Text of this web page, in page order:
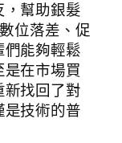
幫助銀髮
位落差、促
能夠輕鬆
在市場買
找回了對
技術的普